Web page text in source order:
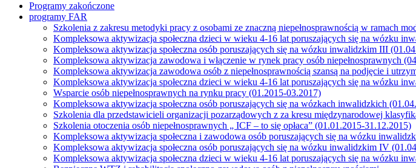
Programy zakończone
programy FAR
Szkolenia z zakresu metodyki pracy z osobami ze znaczną niepełnosprawnością w ramach
Kompleksowa aktywizacja społeczna dzieci w wieku 4-16 lat poruszających się na wózku
Kompleksowa aktywizacja społeczna osób poruszających się na wózku inwalidzkim III
Kompleksowa aktywizacja zawodowa i włączenie w rynek pracy osób niepełnosprawnych
Kompleksowa aktywizacja zawodowa osób z niepełnosprawnością szansą na podjęcie i
Kompleksowa aktywizacja społeczna dzieci w wieku 4-16 lat poruszających się na wózku
Wsparcie osób niepełnosprawnych na rynku pracy (01.2015-03.2017)
Kompleksowa aktywizacja społeczna osób poruszających się na wózkach inwalidzkich
Szkolenia dla przedstawicieli organizacji pozarządowych z za kresu międzynarodowej
Szkolenia otoczenia osób niepełnosprawnych „ ICF – to się opłaca” (01.01.2015-31.12.2015)
Kompleksowa aktywizacja społeczna i zawodowa osób poruszających się na wózku
Kompleksowa aktywizacja społeczna osób poruszających się na wózku inwalidzkim IV
Kompleksowa aktywizacja społeczna dzieci w wieku 4-16 lat poruszających się na wózku